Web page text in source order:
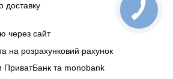
доставку
через сайт
на розрахунковий рахунок
ПриватБанк та monobank